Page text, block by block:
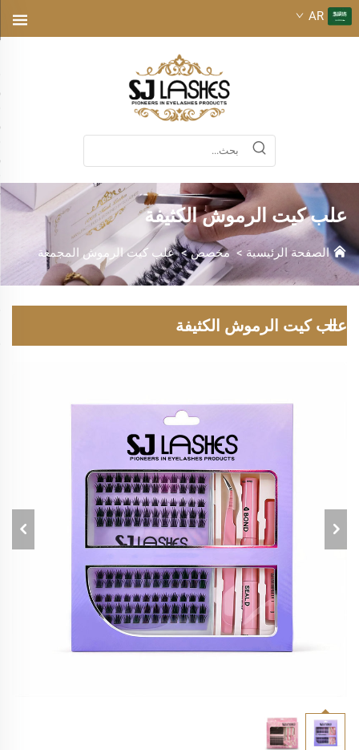
AR
علب كيت الرموش الكثيفة
الصفحة الرئيسية> مخصص>علب كيت الرموش المجمعة
علب كيت الرموش الكثيفة